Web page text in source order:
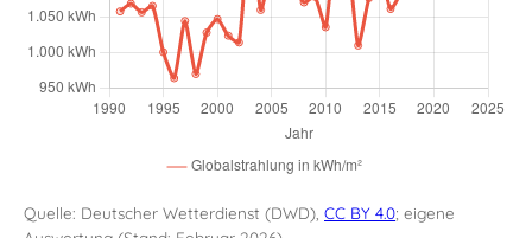
Quelle: Deutscher Wetterdienst (DWD), CC BY 4.0; eigene